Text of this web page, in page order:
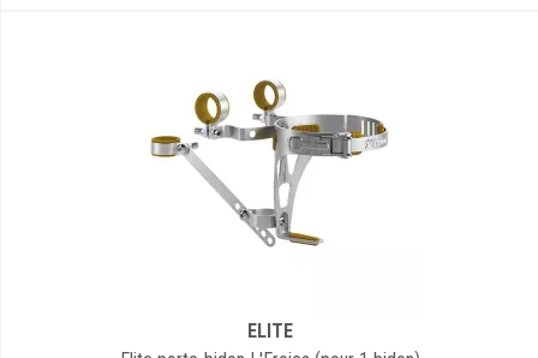
ELITE